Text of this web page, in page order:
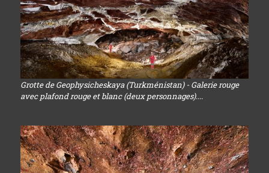
Grotte de Geophysicheskaya (Turkménistan) - Galerie rouge
avec plafond rouge et blanc (deux personnages)....